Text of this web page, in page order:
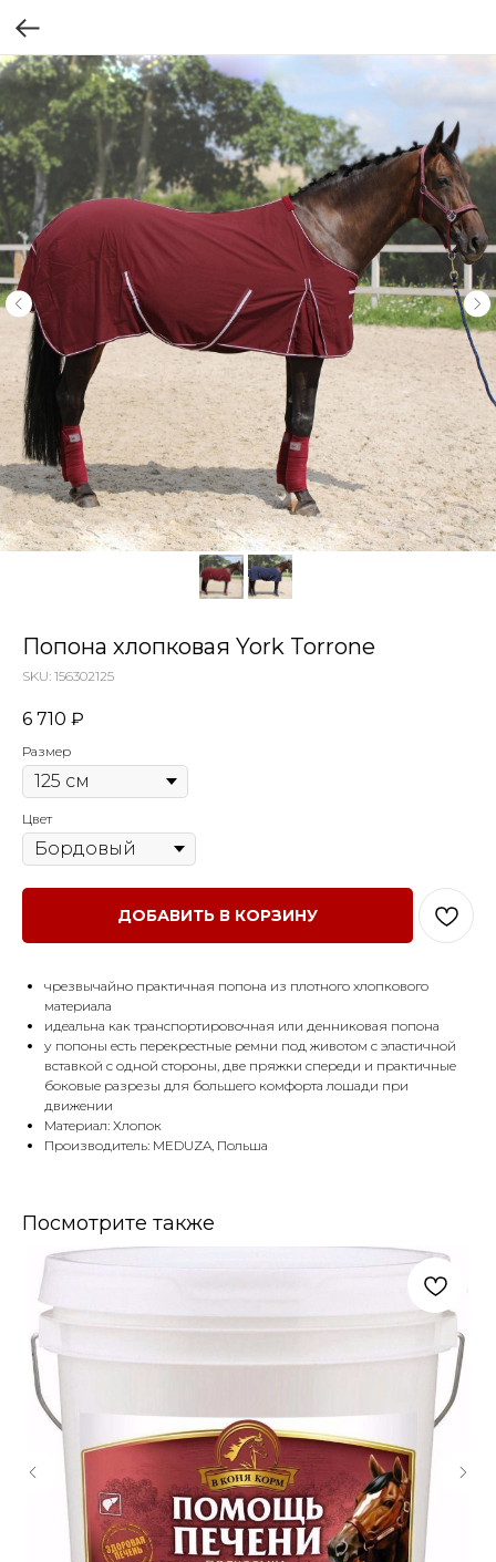
Попона хлопковая York Torrone
SKU: 156302125
6 710 ₽
Размер
Цвет
ДОБАВИТЬ В КОРЗИНУ
чрезвычайно практичная попона из плотного хлопкового
материала
идеальна как транспортировочная или денниковая попона
у попоны есть перекрестные ремни под животом с эластичной
вставкой с одной стороны, две пряжки спереди и практичные
боковые разрезы для большего комфорта лошади при
движении
Материал: Хлопок
Производитель: MEDUZA, Польша
Посмотрите также